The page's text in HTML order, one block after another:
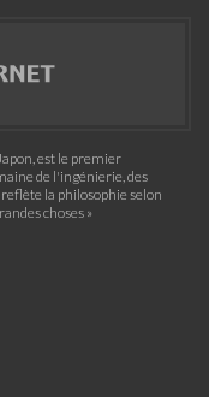
est le premier
de l'ingénierie, des
la philosophie selon
choses »